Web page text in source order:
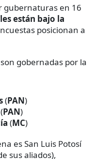
gubernaturas en 16
están bajo la
posicionan a
gobernadas por la
(PAN)
(PAN)
(MC)
es San Luis Potosí
sus aliados),